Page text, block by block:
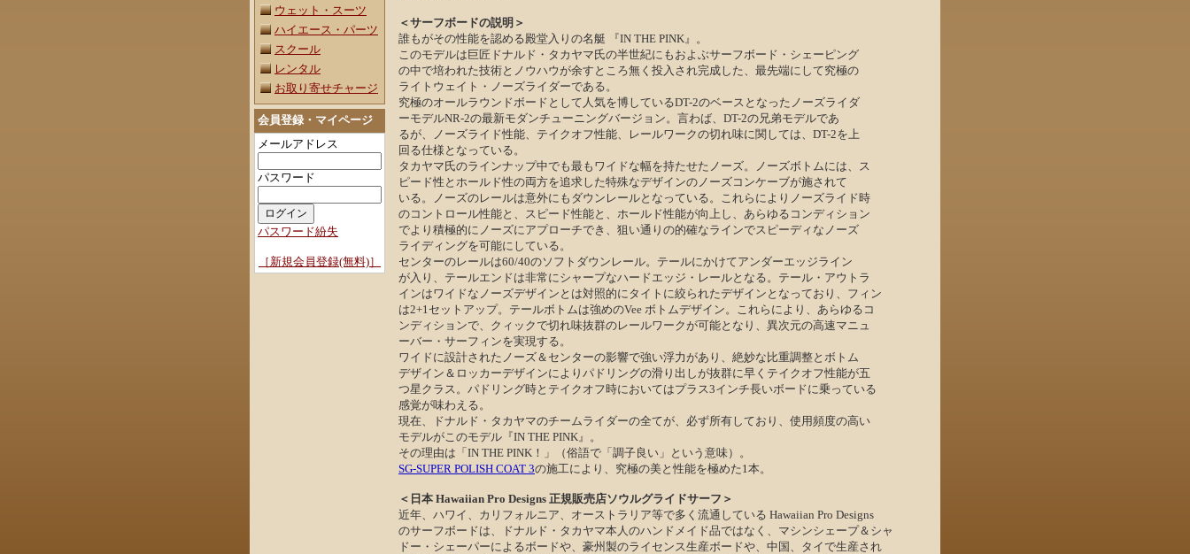
ウェット・スーツ
ハイエース・パーツ
スクール
レンタル
お取り寄せチャージ
会員登録・マイページ
メールアドレス
パスワード
パスワード紛失
［新規会員登録(無料)］
＜サーフボードの説明＞
誰もがその性能を認める殿堂入りの名艇 『IN THE PINK』。
このモデルは巨匠ドナルド・タカヤマ氏の半世紀にもおよぶサーフボード・シェーピング
の中で培われた技術とノウハウが余すところ無く投入され完成した、最先端にして究極の
ライトウェイト・ノーズライダーである。
究極のオールラウンドボードとして人気を博しているDT-2のベースとなったノーズライダ
ーモデルNR-2の最新モダンチューニングバージョン。言わば、DT-2の兄弟モデルであ
るが、ノーズライド性能、テイクオフ性能、レールワークの切れ味に関しては、DT-2を上
回る仕様となっている。
タカヤマ氏のラインナップ中でも最もワイドな幅を持たせたノーズ。ノーズボトムには、ス
ピード性とホールド性の両方を追求した特殊なデザインのノーズコンケーブが施されて
いる。ノーズのレールは意外にもダウンレールとなっている。これらによりノーズライド時
のコントロール性能と、スピード性能と、ホールド性能が向上し、あらゆるコンディション
でより積極的にノーズにアプローチでき、狙い通りの的確なラインでスピーディなノーズ
ライディングを可能にしている。
センターのレールは60/40のソフトダウンレール。テールにかけてアンダーエッジライン
が入り、テールエンドは非常にシャープなハードエッジ・レールとなる。テール・アウトラ
インはワイドなノーズデザインとは対照的にタイトに絞られたデザインとなっており、フィン
は2+1セットアップ。テールボトムは強めのVee ボトムデザイン。これらにより、あらゆるコ
ンディションで、クィックで切れ味抜群のレールワークが可能となり、異次元の高速マニュ
ーバー・サーフィンを実現する。
ワイドに設計されたノーズ＆センターの影響で強い浮力があり、絶妙な比重調整とボトム
デザイン＆ロッカーデザインによりパドリングの滑り出しが抜群に早くテイクオフ性能が五
つ星クラス。パドリング時とテイクオフ時においてはプラス3インチ長いボードに乗っている
感覚が味わえる。
現在、ドナルド・タカヤマのチームライダーの全てが、必ず所有しており、使用頻度の高い
モデルがこのモデル『IN THE PINK』。
その理由は「IN THE PINK！」（俗語で「調子良い」という意味）。
SG-SUPER POLISH COAT 3の施工により、究極の美と性能を極めた1本。
＜日本 Hawaiian Pro Designs 正規販売店ソウルグライドサーフ ＞
近年、ハワイ、カリフォルニア、オーストラリア等で多く流通している Hawaiian Pro Designs
のサーフボードは、ドナルド・タカヤマ本人のハンドメイド品ではなく、マシンシェープ＆シャ
ドー・シェーパーによるボードや、豪州製のライセンス生産ボードや、中国、タイで生産され